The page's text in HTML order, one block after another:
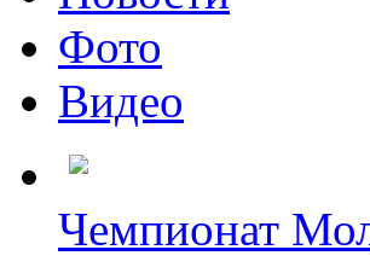
Фото
Видео
Чемпионат